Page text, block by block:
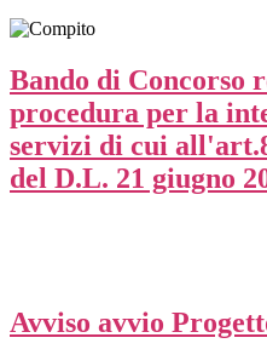
Bando di Concorso
procedura per la
servizi di cui
del D.L. 21 giugno
Avviso avvio